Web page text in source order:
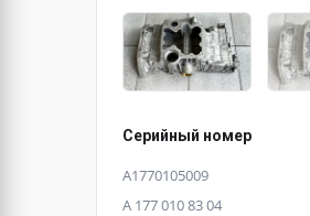
Серийный номер
A1770105009
A 177 010 83 04